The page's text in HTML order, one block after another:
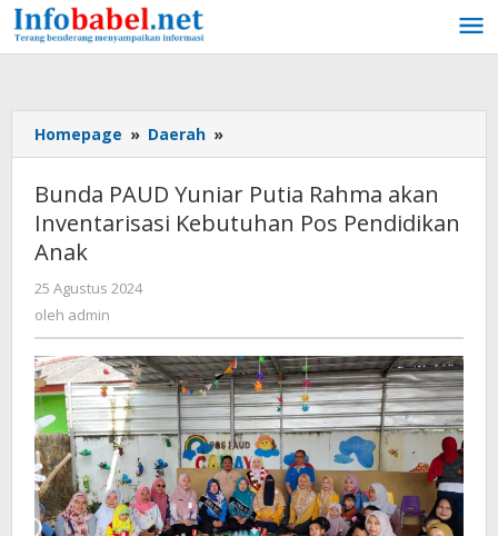
Lewati
ke
konten
Homepage » Daerah »
PAUD
Putia
Rahma
Pendidikan
Anak
Bunda PAUD Yuniar Putia Rahma akan
Inventarisasi Kebutuhan Pos Pendidikan
Anak
25 Agustus 2024
oleh admin